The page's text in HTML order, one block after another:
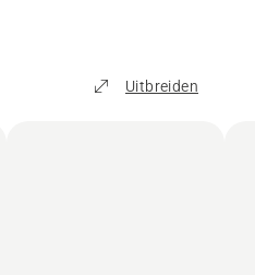
Uitbreiden